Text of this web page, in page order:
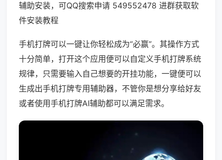
辅助安装，可QQ搜索申请 549552478 进群获取软
件安装教程
手机打牌可以一键让你轻松成为“必赢”。其操作方式
十分简单，打开这个应用便可以自定义手机打牌系统
规律，只需要输入自己想要的开挂功能，一键便可以
生成出手机打牌专用辅助器，不管你是想分享给好友
或者使用手机打牌AI辅助都可以满足需求。